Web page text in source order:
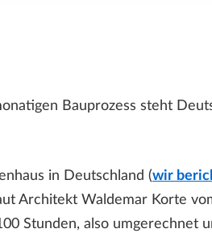
Bauprozess steht
in Deutschland (wir
Architekt Waldemar Korte
Stunden, also umgerechnet